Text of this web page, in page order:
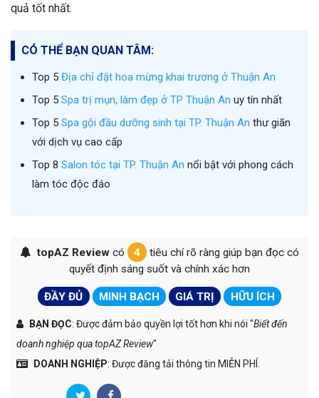
quả tốt nhất.
CÓ THỂ BẠN QUAN TÂM:
Top 5 Địa chỉ đặt hoa mừng khai trương ở Thuận An
Top 5 Spa trị mụn, làm đẹp ở TP Thuận An uy tín nhất
Top 5 Spa gội đầu dưỡng sinh tại TP. Thuận An thư giãn
với dịch vụ cao cấp
Top 8 Salon tóc tại TP. Thuận An nổi bật với phong cách
làm tóc độc đáo
topAZ Reviewcó 4
tiêu chí rõ ràng giúp bạn đọc có
quyết định sáng suốt và chính xác hơn
ĐẦY ĐỦ MINH BẠCH GIÁ TRỊ HỮU ÍCH
BẠN ĐỌC: Được đảm bảo quyền lợi tốt hơn khi nói "Biết đến
doanh nghiệp qua topAZ Review"
DOANH NGHIỆP: Được đăng tải thông tin MIỄN PHÍ.